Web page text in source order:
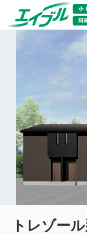
トレゾー